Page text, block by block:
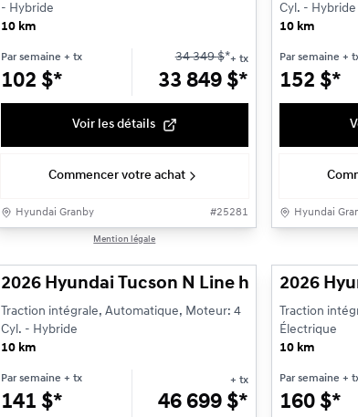
- Hybride
10 km
Par semaine + tx
102 $*
34 349$*+ tx
33 849 $*
Voir les détails
Commencer votre achat
Hyundai Granby #25281
Mention légale
Cyl. - Hybride
10 km
Par semaine +
152 $*
Hyundai
Véhicule démonstrateur
2026 Hyundai Tucson N Line hybride à
Traction intégrale, Automatique, Moteur: 4
Cyl. - Hybride
10 km
Par semaine + tx
141 $*
+ tx
46 699 $*
2026
Traction
Électrique
10 km
Par semaine +
160 $*